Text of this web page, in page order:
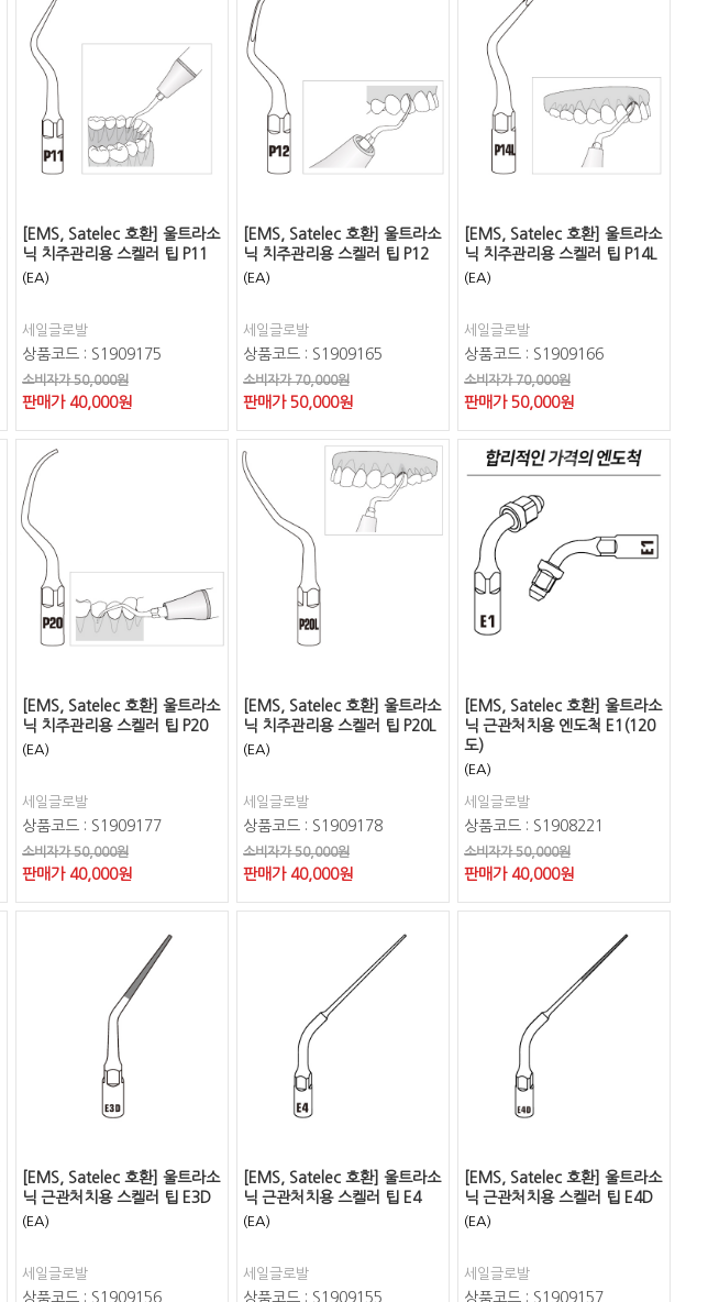
[EMS, Satelec 호환] 울트라소
닉 치주관리용 스켈러 팁 P11
(EA)
세일글로발
상품코드 : S1909175
소비자가 50,000원
판매가 40,000원
[EMS, Satelec 호환] 울트라소
닉 치주관리용 스켈러 팁 P12
(EA)
세일글로발
상품코드 : S1909165
소비자가 70,000원
판매가 50,000원
[EMS, Satelec 호환] 울트라소
닉 치주관리용 스켈러 팁 P14L
(EA)
세일글로발
상품코드 : S1909166
소비자가 70,000원
판매가 50,000원
[EMS, Satelec 호환] 울트라소
닉 치주관리용 스켈러 팁 P20
(EA)
세일글로발
상품코드 : S1909177
소비자가 50,000원
판매가 40,000원
[EMS, Satelec 호환] 울트라소
닉 치주관리용 스켈러 팁 P20L
(EA)
세일글로발
상품코드 : S1909178
소비자가 50,000원
판매가 40,000원
[EMS, Satelec 호환] 울트라소
닉 근관처치용 엔도척 E1(120
도)
(EA)
세일글로발
상품코드 : S1908221
소비자가 50,000원
판매가 40,000원
[EMS, Satelec 호환] 울트라소
닉 근관처치용 스켈러 팁 E3D
(EA)
세일글로발
상품코드 : S1909156
[EMS, Satelec 호환] 울트라소
닉 근관처치용 스켈러 팁 E4
(EA)
세일글로발
상품코드 : S1909155
[EMS, Satelec 호환] 울트라소
닉 근관처치용 스켈러 팁 E4D
(EA)
세일글로발
상품코드 : S1909157